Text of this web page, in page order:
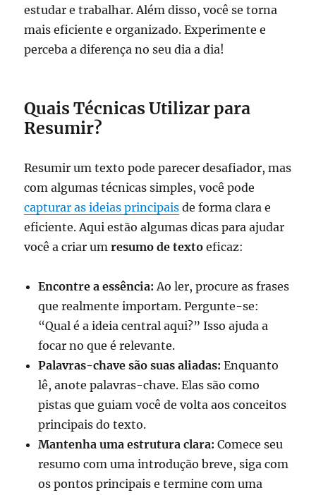
estudar e trabalhar. Além disso, você se torna
mais eficiente e organizado. Experimente e
perceba a diferença no seu dia a dia!
Quais Técnicas Utilizar para
Resumir?
Resumir um texto pode parecer desafiador, mas
com algumas técnicas simples, você pode
capturar as ideias principais de forma clara e
eficiente. Aqui estão algumas dicas para ajudar
você a criar umresumo de texto eficaz:
Encontre a essência: Ao ler, procure as frases
que realmente importam. Pergunte-se:
“Qual é a ideia central aqui?” Isso ajuda a
focar no que é relevante.
Palavras-chave são suas aliadas: Enquanto
lê, anote palavras-chave. Elas são como
pistas que guiam você de volta aos conceitos
principais do texto.
Mantenha uma estrutura clara: Comece seu
resumo com uma introdução breve, siga com
os pontos principais e termine com uma